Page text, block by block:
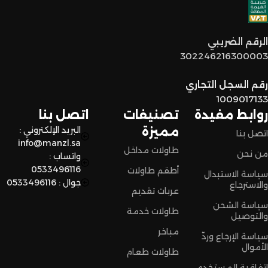
توصيل سريع وآمن
نضمن وصول منتجاتكم بأفضل حالة وفي أقصر وقت ممكن.
اختاروا الراحة والأناقة من المنزل النادر للاثاث الآن وعيشوا تجربة
تسوق مميزة.
روابط مفيدة
اتصل بنا
من نحن
سياسة الاستبدال
والاسترجاع
سياسة الشحن
والتوصيل
سياسة الإرجاع وردّ
الأموال
تصنيفات
مميزة
طاولات مداخل
أطقم طاولات
عربات تقديم
طاولات خدمة
مباخر
طاولات طعام
اتصل بنا
البريد الإلكتروني :
info@manzl.sa
واتساب :
0533496116
جوال : 0533496116
الرقم الضريبي
302246216300003
رقم السجل التجاري
1009017133